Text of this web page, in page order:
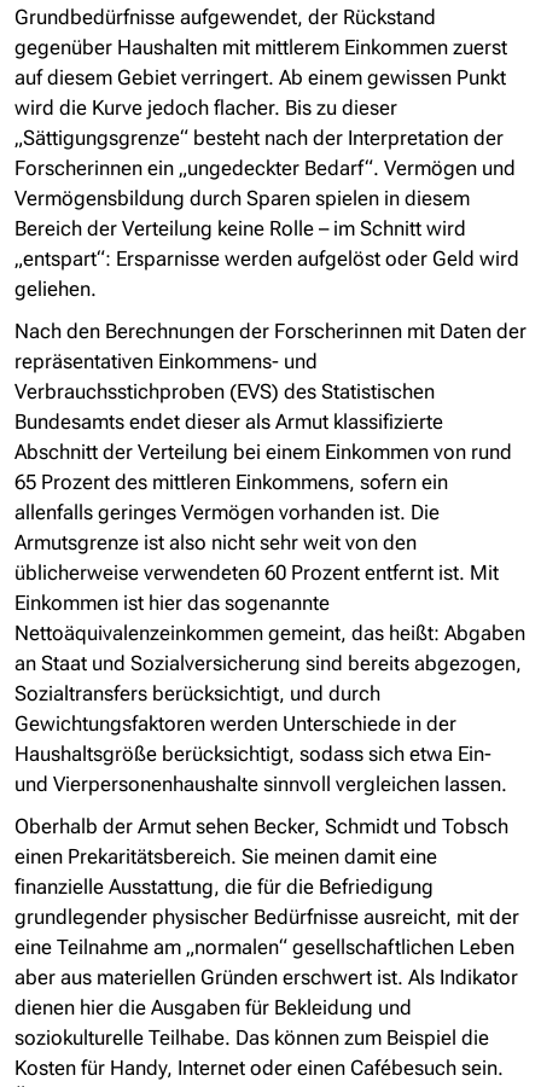
Grundbedürfnisse aufgewendet, der Rückstand
gegenüber Haushalten mit mittlerem Einkommen zuerst
auf diesem Gebiet verringert. Ab einem gewissen Punkt
wird die Kurve jedoch flacher. Bis zu dieser
„Sättigungsgrenze“ besteht nach der Interpretation der
Forscherinnen ein „ungedeckter Bedarf“. Vermögen und
Vermögensbildung durch Sparen spielen in diesem
Bereich der Verteilung keine Rolle – im Schnitt wird
„entspart“: Ersparnisse werden aufgelöst oder Geld wird
geliehen.
Nach den Berechnungen der Forscherinnen mit Daten der
repräsentativen Einkommens- und
Verbrauchsstichproben (EVS) des Statistischen
Bundesamts endet dieser als Armut klassifizierte
Abschnitt der Verteilung bei einem Einkommen von rund
65 Prozent des mittleren Einkommens, sofern ein
allenfalls geringes Vermögen vorhanden ist. Die
Armutsgrenze ist also nicht sehr weit von den
üblicherweise verwendeten 60 Prozent entfernt ist. Mit
Einkommen ist hier das sogenannte
Nettoäquivalenzeinkommen gemeint, das heißt: Abgaben
an Staat und Sozialversicherung sind bereits abgezogen,
Sozialtransfers berücksichtigt, und durch
Gewichtungsfaktoren werden Unterschiede in der
Haushaltsgröße berücksichtigt, sodass sich etwa Ein-
und Vierpersonenhaushalte sinnvoll vergleichen lassen.
Oberhalb der Armut sehen Becker, Schmidt und Tobsch
einen Prekaritätsbereich. Sie meinen damit eine
finanzielle Ausstattung, die für die Befriedigung
grundlegender physischer Bedürfnisse ausreicht, mit der
eine Teilnahme am „normalen“ gesellschaftlichen Leben
aber aus materiellen Gründen erschwert ist. Als Indikator
dienen hier die Ausgaben für Bekleidung und
soziokulturelle Teilhabe. Das können zum Beispiel die
Kosten für Handy, Internet oder einen Cafébesuch sein.